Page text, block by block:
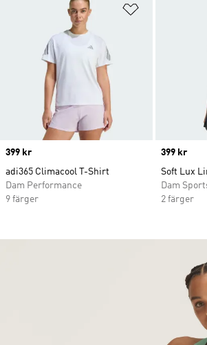
Lägg till på
Price
399 kr
adi365 Climacool T-Shirt
Dam Performance
9 färger
Price
399 kr
Soft Lux
Dam
2 färger